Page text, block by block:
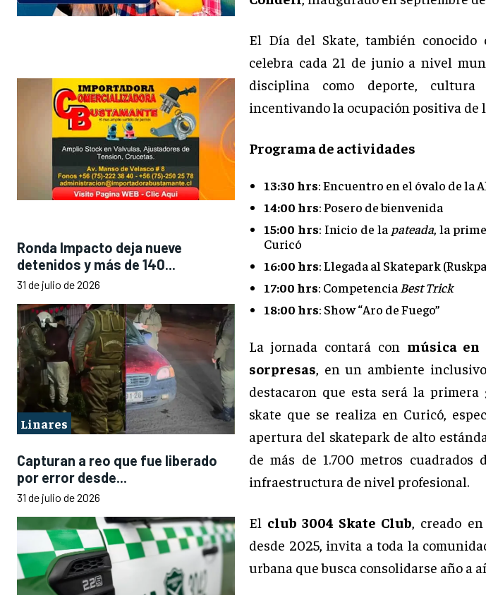
Ronda Impacto deja nueve
detenidos y más de 140...
31 de julio de 2026
Linares
Capturan a reo que fue liberado
por error desde...
31 de julio de 2026
El Día del Skate, también conocido
celebra cada 21 de junio a nivel
disciplina como deporte,
incentivando la ocupación positiva de
Programa de actividades
13:30 hrs: Encuentro en el óvalo de la
14:00 hrs: Posero de bienvenida
15:00 hrs: Inicio de la pateada, la
Curicó
16:00 hrs: Llegada al Skatepark
17:00 hrs: Competencia Best Trick
18:00 hrs: Show “Aro de Fuego”
La jornada contará con música en
sorpresas , en un ambiente
destacaron que esta será la
skate que se realiza en Curicó,
apertura del skatepark de alto
de más de 1.700 metros
infraestructura de nivel profesional.
El club 3004 Skate Club , creado
desde 2025, invita a toda la
urbana que busca consolidarse año a